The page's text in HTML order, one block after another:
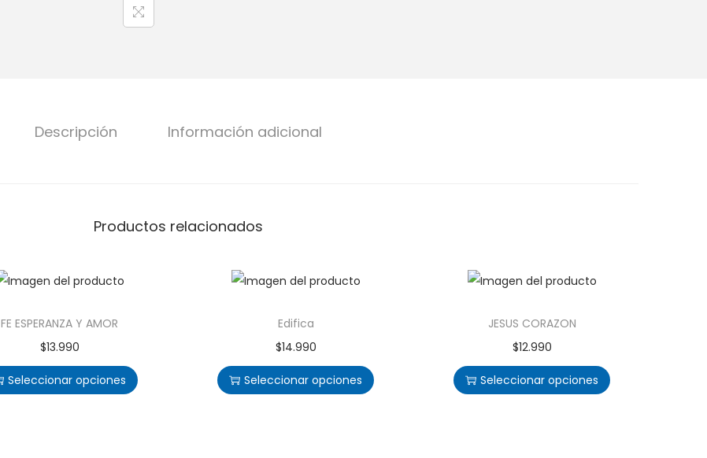
Descripción Información adicional
Productos relacionados
FE ESPERANZA Y AMOR
$13.990
Seleccionar opciones
Edifica
$14.990
Seleccionar opciones
JESUS CORAZON
$12.990
Seleccionar opciones